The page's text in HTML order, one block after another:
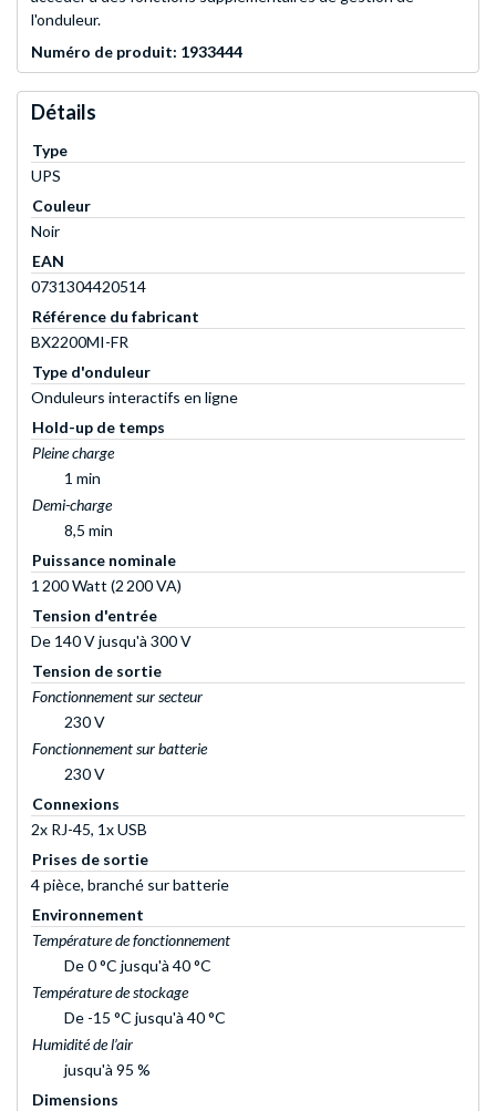
l'onduleur.
Numéro de produit: 1933444
Détails
Type
UPS
Couleur
Noir
EAN
0731304420514
Référence du fabricant
BX2200MI-FR
Type d'onduleur
Onduleurs interactifs en ligne
Hold-up de temps
Pleine charge
1 min
Demi-charge
8,5 min
Puissance nominale
1 200 Watt (2 200 VA)
Tension d'entrée
De 140 V jusqu'à 300 V
Tension de sortie
Fonctionnement sur secteur
230 V
Fonctionnement sur batterie
230 V
Connexions
2x RJ-45, 1x USB
Prises de sortie
4 pièce, branché sur batterie
Environnement
Température de fonctionnement
De 0 °C jusqu'à 40 °C
Température de stockage
De -15 °C jusqu'à 40 °C
Humidité de l’air
jusqu'à 95 %
Dimensions